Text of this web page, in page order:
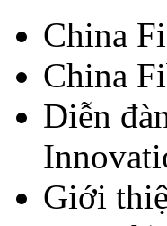
China
China
Diễn
Giới